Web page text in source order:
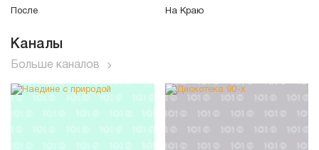
После На Краю
Каналы
Больше каналов